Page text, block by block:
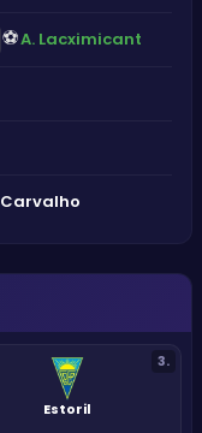
⚽A. Lacximicant
Carvalho
3.
Estoril